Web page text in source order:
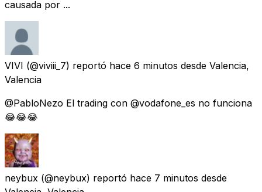
causada por ...
VIVI (@viviii_7) reportó hace 6 minutos desde Valencia,
Valencia
@PabloNezo El trading con @vodafone_es no funciona
😂😂😂
neybux (@neybux) reportó hace 7 minutos desde